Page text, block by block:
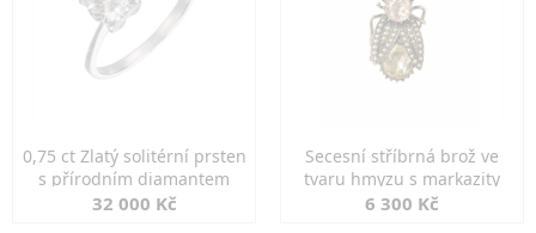
0,75 ct Zlatý solitérní prsten
s přírodním diamantem
32 000 Kč
Secesní stříbrná brož ve
tvaru hmyzu s markazity
6 300 Kč